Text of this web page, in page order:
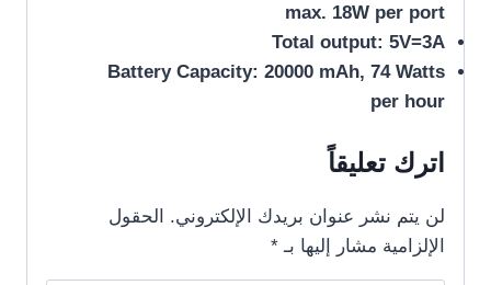
max. 18W per port
Total output: 5V=3A
Battery Capacity: 20000 mAh, 74 Watts
per hour
اترك تعليقاً
لن يتم نشر عنوان بريدك الإلكتروني.
الحقول
الإلزامية مشار إليها بـ *